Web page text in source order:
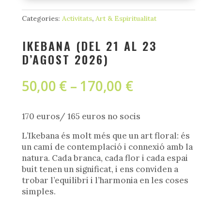
Categories: Activitats, Art & Espiritualitat
IKEBANA (DEL 21 AL 23
D’AGOST 2026)
50,00 € – 170,00 €Interval
de
50,00 €
a
170,00 €
170 euros/ 165 euros no socis
L’Ikebana és molt més que un art floral: és
un camí de contemplació i connexió amb la
natura. Cada branca, cada flor i cada espai
buit tenen un significat, i ens conviden a
trobar l’equilibri i l’harmonia en les coses
simples.